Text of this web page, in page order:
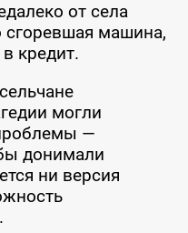
от села
сгоревшая машина,
кредит.
могли
—
донимали
ни версия